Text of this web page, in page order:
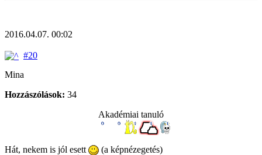
2016.04.07. 00:02
#20
Mina
Hozzászólások: 34
Akadémiai tanuló
Hát, nekem is jól esett
(a képnézegetés)